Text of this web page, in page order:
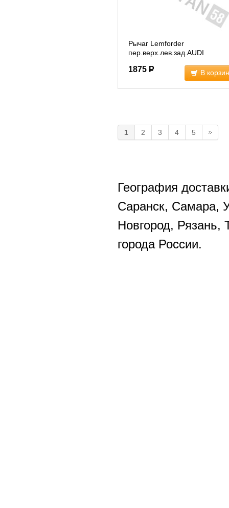
Рычаг Lemforder
пер.верх.лев.зад.AUDI
(2103001 )
1875 Р В
1 2 3 4 5
География
Саранск, Самара,
Новгород, Рязань,
города России.